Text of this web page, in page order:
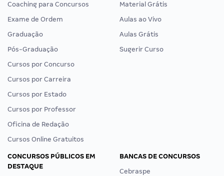
Coaching para Concursos
Exame de Ordem
Graduação
Pós-Graduação
Cursos por Concurso
Cursos por Carreira
Cursos por Estado
Cursos por Professor
Oficina de Redação
Cursos Online Gratuitos
Material Grátis
Aulas ao Vivo
Aulas Grátis
Sugerir Curso
CONCURSOS PÚBLICOS EM
DESTAQUE
BANCAS DE CONCURSOS
Cebraspe